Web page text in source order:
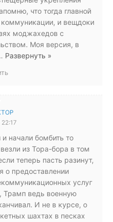
что тогда главной
и вещдоки
моджахедов с
Моя версия, в
Развернуть »
начали бомбить то
из Тора-бора в том
теперь пасть разинут,
о предоставлении
услуг
Трамп ведь военную
И не в курсе, о
шахтах в песках